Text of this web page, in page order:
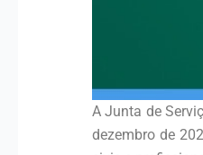
A Junta de
dezembro de